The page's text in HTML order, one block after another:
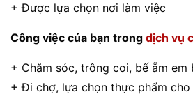
+ Được lựa chọn nơi làm việc
Công việc của bạn trong dịch vụ
+ Chăm sóc, trông coi, bế ẵm em
+ Đi chợ, lựa chọn thực phẩm cho